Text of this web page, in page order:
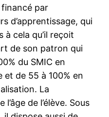
financé par
d’apprentissage, qui
à cela qu’il reçoit
de son patron qui
du SMIC en
et de 55 à 100% en
La
de l’élève. Sous